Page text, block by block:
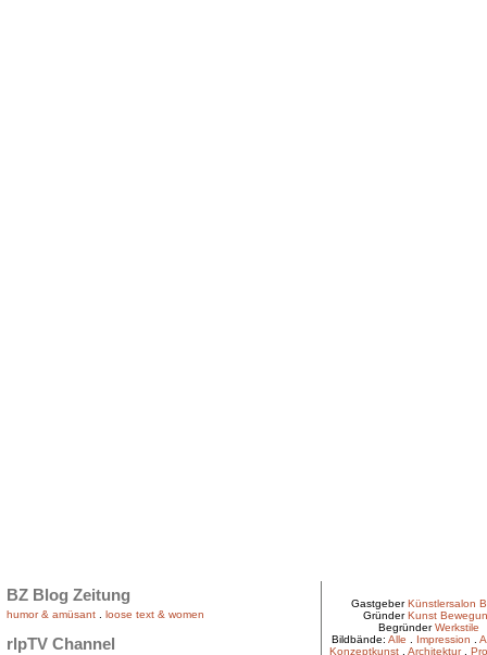
BZ Blog Zeitung
humor & amüsant loose text & women
rlpTV Channel
GastgeberKünstlersalon
GründerKunst
BegründerWerkstile
Bildbände: Alle Impression
Konzeptkunst. Architektur.